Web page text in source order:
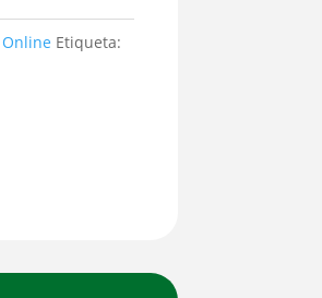
Online Etiqueta: